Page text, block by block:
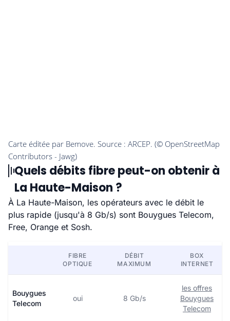
Quels débits fibre peut-on obtenir à
La Haute-Maison ?
À La Haute-Maison, les opérateurs avec le débit le
plus rapide (jusqu'à 8 Gb/s) sont Bouygues Telecom,
Free, Orange et Sosh.
FIBRE
OPTIQUE
DÉBIT
MAXIMUM
BOX
INTERNET
Bouygues
Telecom
oui 8 Gb/s
les offres
Bouygues
Telecom